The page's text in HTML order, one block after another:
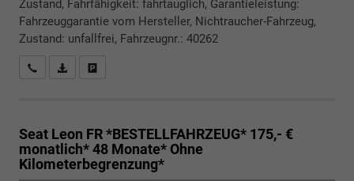
Zustand, Fahrfähigkeit: fahrtauglich, Garantieleistung:
Fahrzeuggarantie vom Hersteller, Nichtraucher-Fahrzeug,
Zustand: unfallfrei, Fahrzeugnr.: 40262
Rückrufbitte absenden
PDF-Datei, Fahrzeugexposé drucken
Seat Leon FR *BESTELLFAHRZEUG* 175,- €
monatlich* 48 Monate* Ohne
Kilometerbegrenzung*